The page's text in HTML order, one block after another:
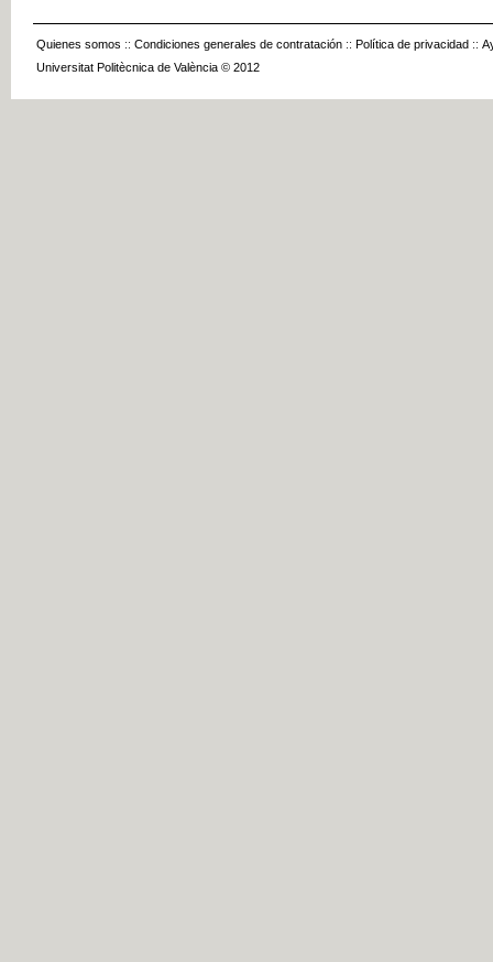
Quienes somos :: Condiciones generales de contratación :: Política de privacidad ::
Universitat Politècnica de València © 2012